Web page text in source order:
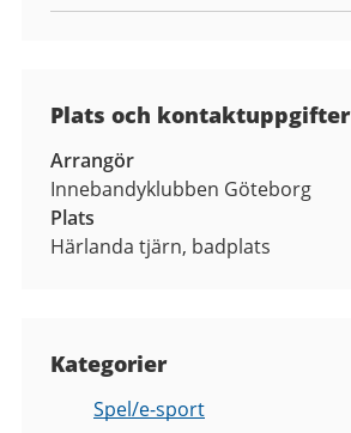
Plats och kontaktuppgifter
Arrangör
Innebandyklubben Göteborg
Plats
Härlanda tjärn, badplats
Kategorier
Spel/e-sport